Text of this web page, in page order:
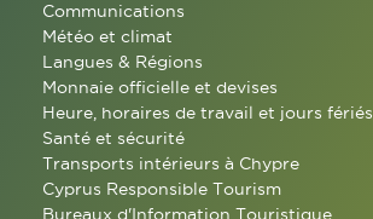
Communications
Météo et climat
Langues & Régions
Monnaie officielle et devises
Heure, horaires de travail et jours fériés
Santé et sécurité
Transports intérieurs à Chypre
Cyprus Responsible Tourism
Bureaux d'Information Touristique